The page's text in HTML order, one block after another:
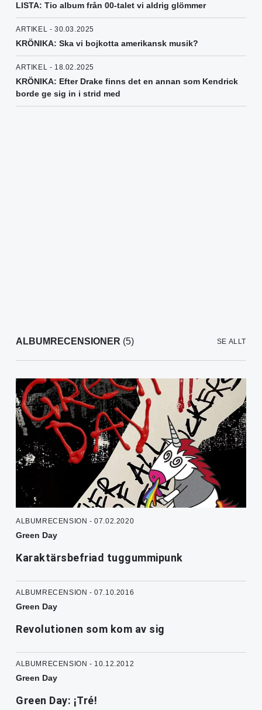
LISTA: Tio album från 00-talet vi aldrig glömmer
ARTIKEL - 30.03.2025
KRÖNIKA: Ska vi bojkotta amerikansk musik?
ARTIKEL - 18.02.2025
KRÖNIKA: Efter Drake finns det en annan som Kendrick
borde ge sig in i strid med
ALBUMRECENSIONER (5) SE ALLT
ALBUMRECENSION - 07.02.2020
Green Day
Karaktärsbefriad tuggummipunk
ALBUMRECENSION - 07.10.2016
Green Day
Revolutionen som kom av sig
ALBUMRECENSION - 10.12.2012
Green Day
Green Day: ¡Tré!